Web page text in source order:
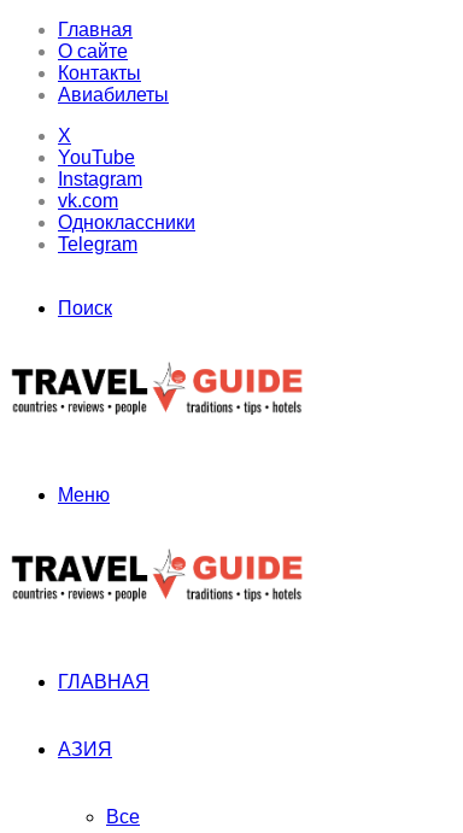
Главная
О сайте
Контакты
Авиабилеты
X
YouTube
Instagram
vk.com
Одноклассники
Telegram
Поиск
Меню
ГЛАВНАЯ
АЗИЯ
Все